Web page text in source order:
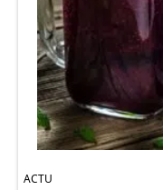
ACTU